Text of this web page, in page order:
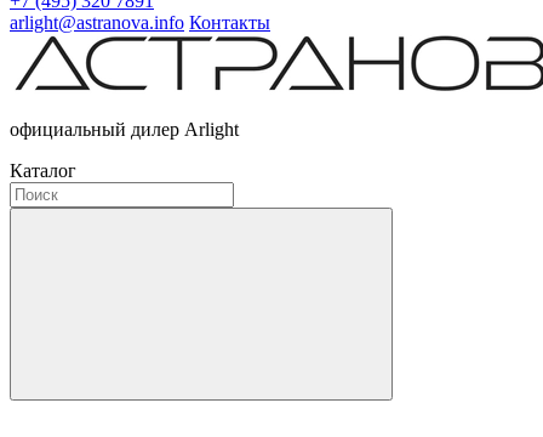
arlight@astranova.info Контакты
официальный дилер Arlight
Каталог